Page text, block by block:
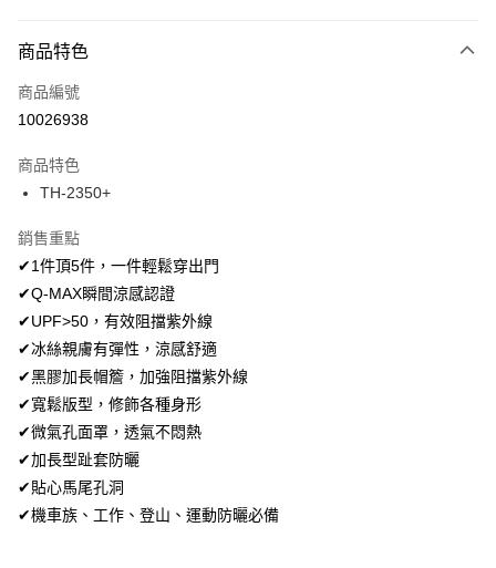
信用卡一次付款
超商取貨付款
Apple Pay
街口支付
悠遊付
全家取貨付款
每筆NT$80，滿NT$699(含以上)免運費
付款後全家取貨
商品特色
商品編號
10026938
商品特色
TH-2350+
銷售重點
✔1件頂5件，一件輕鬆穿出門
✔Q-MAX瞬間涼感認證
✔UPF>50，有效阻擋紫外線
✔冰絲親膚有彈性，涼感舒適
✔黑膠加長帽簷，加強阻擋紫外線
✔寬鬆版型，修飾各種身形
✔微氣孔面罩，透氣不悶熱
✔加長型趾套防曬
✔貼心馬尾孔洞
✔機車族、工作、登山、運動防曬必備